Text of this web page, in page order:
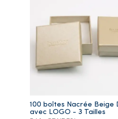
100 boîtes Nacrée Beige
avec LOGO - 3 Tailles